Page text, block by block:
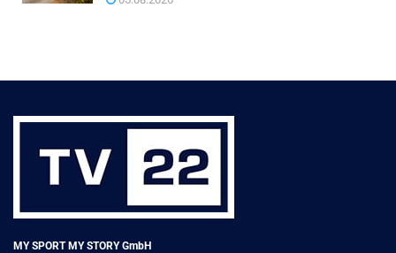
MY SPORT MY STORY GmbH